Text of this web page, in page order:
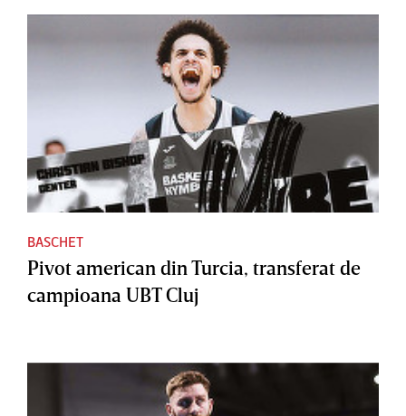
BASCHET
Pivot american din Turcia, transferat de
campioana UBT Cluj